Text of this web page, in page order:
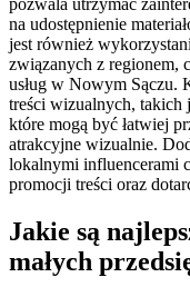
pozwala utrzymać
na udostępnienie
jest również
związanych z regionem,
usług w Nowym Sączu.
treści wizualnych,
które mogą być łatwiej
atrakcyjne wizualnie.
lokalnymi influencerami
promocji treści oraz
Jakie są
małych